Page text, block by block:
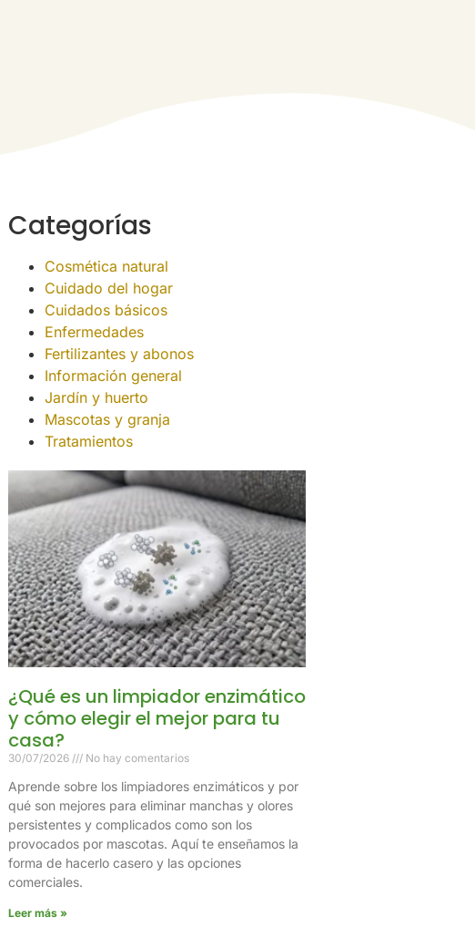
Categorías
Cosmética natural
Cuidado del hogar
Cuidados básicos
Enfermedades
Fertilizantes y abonos
Información general
Jardín y huerto
Mascotas y granja
Tratamientos
¿Qué es un limpiador enzimático
y cómo elegir el mejor para tu
casa?
30/07/2026 No hay comentarios
Aprende sobre los limpiadores enzimáticos y por
qué son mejores para eliminar manchas y olores
persistentes y complicados como son los
provocados por mascotas. Aquí te enseñamos la
forma de hacerlo casero y las opciones
comerciales.
Leer más »